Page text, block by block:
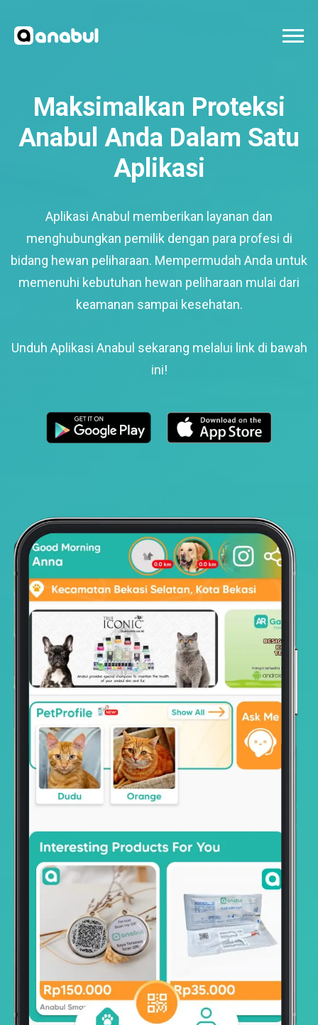
Maksimalkan Proteksi
Anabul Anda Dalam Satu
Aplikasi
Aplikasi Anabul memberikan layanan dan
menghubungkan pemilik dengan para profesi di
bidang hewan peliharaan. Mempermudah Anda untuk
memenuhi kebutuhan hewan peliharaan mulai dari
keamanan sampai kesehatan.
Unduh Aplikasi Anabul sekarang melalui link di bawah
ini!